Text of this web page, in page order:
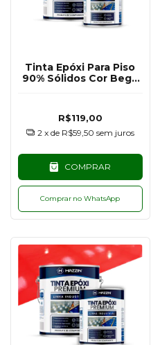
Tinta Epóxi Para Piso
90% Sólidos Cor Bege
R$119,00
2 x de R$59,50 sem juros
COMPRAR
Comprar no WhatsApp